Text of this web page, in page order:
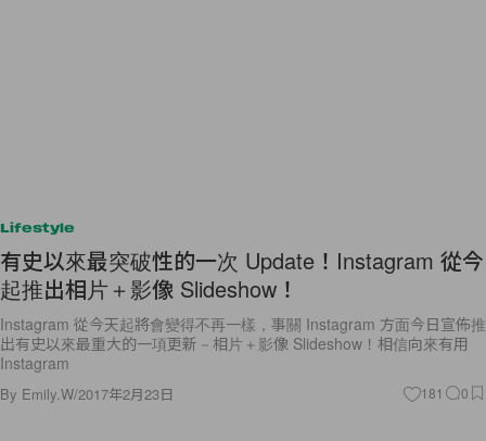
Lifestyle
有史以來最突破性的一次 Update！Instagram 從今
起推出相片＋影像 Slideshow！
Instagram 從今天起將會變得不再一樣，事關 Instagram 方面今日宣佈推
出有史以來最重大的一項更新－相片＋影像 Slideshow！相信向來有用
Instagram
By Emily.W/2017年2月23日 181 0